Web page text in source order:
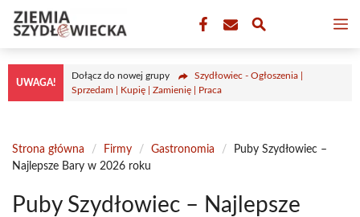
Przejdź
treści
UWAGA!
Dołącz do nowej grupy
Szydłowiec - Ogłoszenia |
Sprzedam | Kupię | Zamienię | Praca
Strona główna / Firmy / Gastronomia /
Puby Szydłowiec –
Najlepsze Bary w 2026 roku
Puby Szydłowiec – Najlepsze